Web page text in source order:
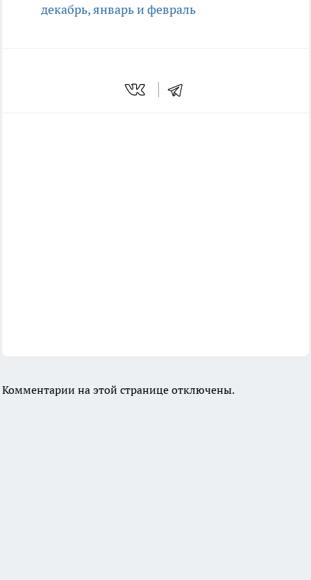
декабрь, январь и февраль
Комментарии на этой странице отключены.